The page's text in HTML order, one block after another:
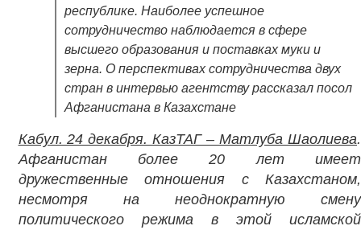
республике. Наиболее успешное
сотрудничество наблюдается в сфере
высшего образования и поставках муки и
зерна. О перспективах сотрудничества двух
стран в интервью агентству рассказал посол
Афганистана в Казахстане
Кабул. 24 декабря. КазТАГ – Матлуба Шаолиева.
Афганистан более 20 лет имеет
дружественные отношения с Казахстаном,
несмотря на неоднократную смену
политического режима в этой исламской